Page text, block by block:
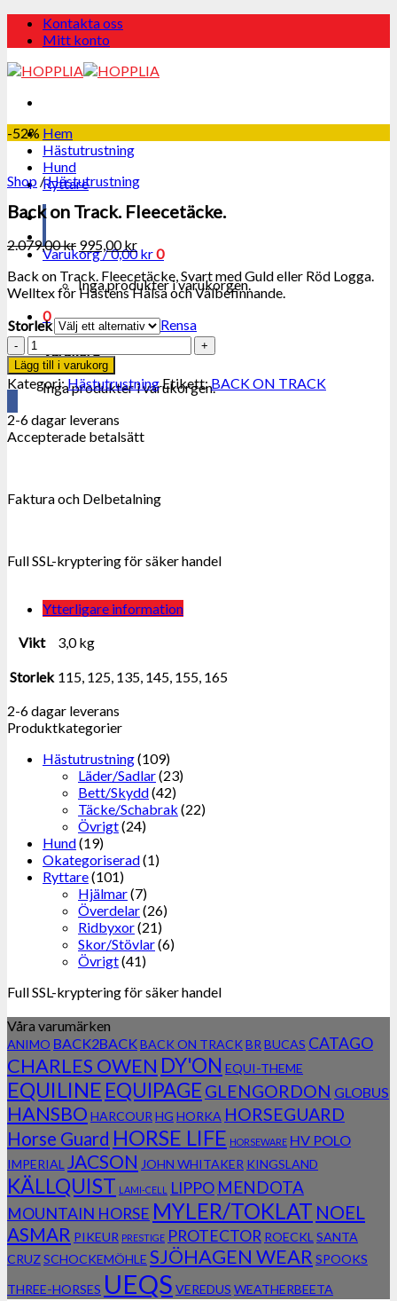
Skip
Kontakta oss
Mitt konto
Hem
Hästutrustning
Hund
Ryttare
Varukorg /0,00kr0
Inga produkter i varukorgen.
0
Varukorg
Inga produkter i varukorgen.
-52%
Shop /Hästutrustning
Back on Track. Fleecetäcke.
2.079,00kr 995,00kr
Back on Track. Fleecetäcke, Svart med Guld eller Röd Logga.
Welltex för Hästens Hälsa och Välbefinnande.
Storlek
Rensa
Back
on
Track.
Fleecetäcke.
Lägg till i varukorg
Kategori:HästutrustningEtikett:BACK ON TRACK
2-6 dagar leverans
Accepterade betalsätt
Faktura och Delbetalning
Full SSL-kryptering för säker handel
Ytterligare information
Vikt
3,0 kg
Storlek 115, 125, 135, 145, 155, 165
2-6 dagar leverans
Produktkategorier
Hästutrustning(109)
Läder/Sadlar(23)
Bett/Skydd(42)
Täcke/Schabrak (22)
Övrigt(24)
Hund(19)
Okategoriserad(1)
Ryttare(101)
Hjälmar(7)
Överdelar(26)
Ridbyxor(21)
Skor/Stövlar(6)
Övrigt(41)
Full SSL-kryptering för säker handel
Våra varumärken
ANIMO BACK2BACKBACK ON TRACK BR BUCAS CATAGO
CHARLES OWEN DY'ON EQUI-THEME
EQUILINE EQUIPAGE GLENGORDON GLOBUS
HANSBO HARCOUR HG HORKA HORSEGUARD
Horse Guard HORSE LIFE HORSEWARE HV POLO
IMPERIAL JACSON JOHN WHITAKER KINGSLAND
KÄLLQUIST LAMI-CELL LIPPO MENDOTA
MOUNTAIN HORSE MYLER/TOKLAT NOEL
ASMAR PIKEUR PRESTIGE PROTECTOR ROECKL SANTA
CRUZSCHOCKEMÖHLE SJÖHAGEN WEAR SPOOKS
THREE-HORSES UEQS VEREDUS WEATHERBEETA